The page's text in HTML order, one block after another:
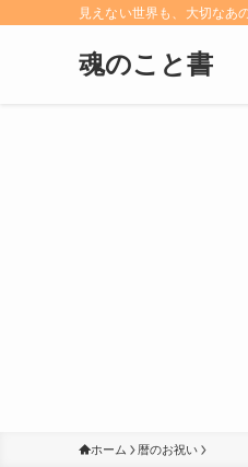
見えない世界も、大切なあ
魂のこと書
ホーム 暦のお祝い